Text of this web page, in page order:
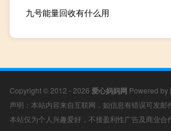
九号能量回收有什么用
Copyright © 2012 - 2026 爱心妈妈网 Powered by
声明：本站内容来自互联网，如信息有错误可发
本站仅为个人兴趣爱好，不接盈利性广告及商业合